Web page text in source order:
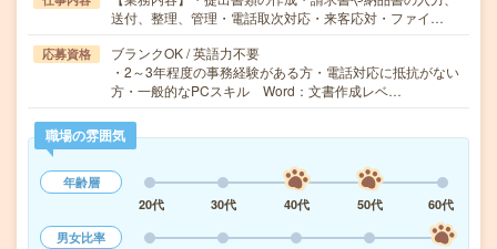
送付、整理、管理・電話取次対応・来客応対・ファイ…
応募資格
ブランクOK / 英語力不要
・2～3年程度の事務経験がある方・電話対応に抵抗がない
方・一般的なPCスキル Word：文書作成レベ…
職場の雰囲気
年齢層
20代
30代 40代 50代
60代
男女比率